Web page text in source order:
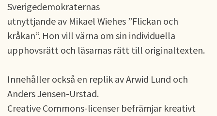
Sverigedemokraternas
utnyttjande av Mikael Wiehes ”Flickan och
kråkan”. Hon vill värna om sin individuella
upphovsrätt och läsarnas rätt till originaltexten.
Innehåller också en replik av Arwid Lund och
Anders Jensen-Urstad.
Creative Commons-licenser befrämjar kreativt